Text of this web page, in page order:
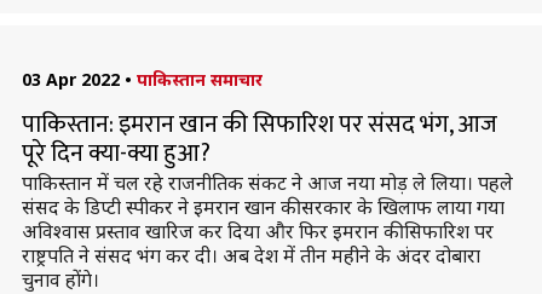
03 Apr 2022 • पाकिस्तान समाचार
पाकिस्तान: इमरान खान की सिफारिश पर संसद भंग, आज
पूरे दिन क्या-क्या हुआ?
पाकिस्तान में चल रहे राजनीतिक संकट ने आज नया मोड़ ले लिया। पहले
संसद के डिप्टी स्पीकर ने इमरान खान की सरकार के खिलाफ लाया गया
अविश्वास प्रस्ताव खारिज कर दिया और फिर इमरान की सिफारिश पर
राष्ट्रपति ने संसद भंग कर दी। अब देश में तीन महीने के अंदर दोबारा
चुनाव होंगे।